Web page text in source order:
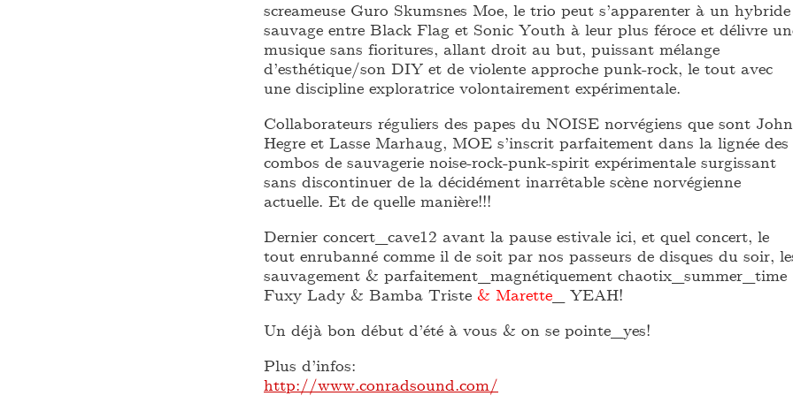
screameuse Guro Skumsnes Moe, le trio peut s’apparenter à un hybride
sauvage entre Black Flag et Sonic Youth à leur plus féroce et délivre
musique sans fioritures, allant droit au but, puissant mélange
d’esthétique/son DIY et de violente approche punk-rock, le tout avec
une discipline exploratrice volontairement expérimentale.
Collaborateurs réguliers des papes du NOISE norvégiens que sont John
Hegre et Lasse Marhaug, MOE s’inscrit parfaitement dans la lignée des
combos de sauvagerie noise-rock-punk-spirit expérimentale surgissant
sans discontinuer de la décidément inarrêtable scène norvégienne
actuelle. Et de quelle manière!!!
Dernier concert_cave12 avant la pause estivale ici, et quel concert, le
tout enrubanné comme il de soit par nos passeurs de disques du soir,
sauvagement & parfaitement_magnétiquement chaotix_summer_time
Fuxy Lady & Bamba Triste & Marette _ YEAH!
Un déjà bon début d’été à vous & on se pointe_yes!
Plus d’infos:
http://www.conradsound.com/